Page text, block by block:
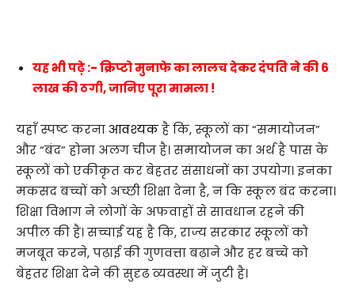
यह भी पढ़े :- क्रिप्टो मुनाफे का लालच देकर दंपति ने की 6
लाख की ठगी, जानिए पूरा मामला !
यहाँ स्पष्ट करनाआवश्यकहै कि, स्कूलों का “समायोजन”
और “बंद” होना अलग चीज है। समायोजन का अर्थ है पास के
स्कूलों को एकीकृत कर बेहतर संसाधनों का उपयोग। इनका
मकसद बच्चों को अच्छी शिक्षा देना है, न कि स्कूल बंद करना।
शिक्षा विभाग ने लोगों के अफवाहों से सावधान रहने की
अपील की है। सच्चाई यह है कि, राज्य सरकार स्कूलों को
मजबूत करने, पढ़ाई की गुणवत्ता बढ़ाने और हर बच्चे को
बेहतर शिक्षा देने की सुदृढ व्यवस्था में जुटी है।